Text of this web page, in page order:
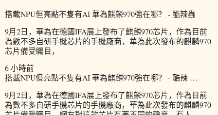
搭載NPU但亮點不隻有AI 華為麒麟970強在哪？ - 酷辣蟲
9月2日，華為在德國IFA展上發布了麒麟970芯片，作為目前
為數不多自研手機芯片的手機廠商，華為此次發布的麒麟970
芯片備受矚目，
6 小時前
搭載NPU但亮點不隻有AI 華為麒麟970強在哪？ - 酷辣 …
9月2日，華為在德國IFA展上發布了麒麟970芯片，作為目前
為數不多自研手機芯片的手機廠商，華為此次發布的麒麟970